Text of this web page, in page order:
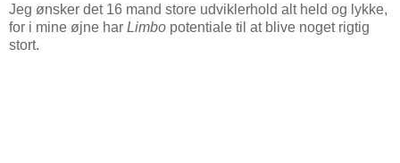
Jeg ønsker det 16 mand store udviklerhold alt held og lykke,
for i mine øjne har Limbo potentiale til at blive noget rigtig
stort.